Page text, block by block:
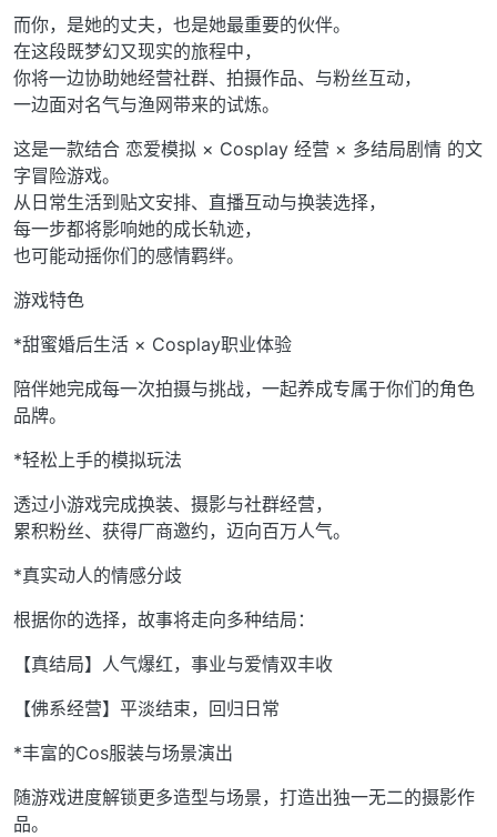
而你，是她的丈夫，也是她最重要的伙伴。
在这段既梦幻又现实的旅程中，
你将一边协助她经营社群、拍摄作品、与粉丝互动，
一边面对名气与渔网带来的试炼。
这是一款结合 恋爱模拟 × Cosplay 经营 × 多结局剧情 的文
字冒险游戏。
从日常生活到贴文安排、直播互动与换装选择，
每一步都将影响她的成长轨迹，
也可能动摇你们的感情羁绊。
游戏特色
*甜蜜婚后生活 × Cosplay职业体验
陪伴她完成每一次拍摄与挑战，一起养成专属于你们的角色
品牌。
*轻松上手的模拟玩法
透过小游戏完成换装、摄影与社群经营，
累积粉丝、获得厂商邀约，迈向百万人气。
*真实动人的情感分歧
根据你的选择，故事将走向多种结局：
【真结局】人气爆红，事业与爱情双丰收
【佛系经营】平淡结束，回归日常
*丰富的Cos服装与场景演出
随游戏进度解锁更多造型与场景，打造出独一无二的摄影作
品。